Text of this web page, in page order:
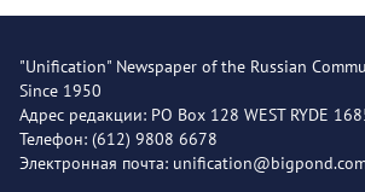
"Unification" Newspaper of the Russian
Since 1950
Адрес редакции: PO Box 128 WEST RYDE
Телефон: (612) 9808 6678
Электронная почта: